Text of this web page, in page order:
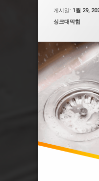
게시일: 1월 29,
카테고리:
싱크대막힘
대전 싱크대막힘
부산 싱크대막힘
싱크대 막혔을때 락
싱크대 막혔을때 베
싱크대 막힘 다이소
싱크대 막힘 디시
싱크대 막힘 뚫어뻥
싱크대 막힘 뜨거운
싱크대 막힘 업체
싱크대 막힘 페트병
싱크대개수대막힘